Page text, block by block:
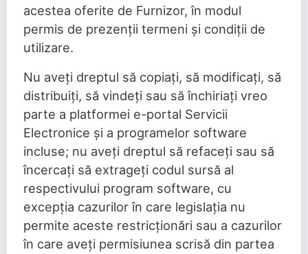
acestea oferite de Furnizor, în modul
permis de prezenții termeni și condiții de
utilizare.
Nu aveți dreptul să copiați, să modificați, să
distribuiți, să vindeți sau să închiriați vreo
parte a platformei e-portal Servicii
Electronice şi a programelor software
incluse; nu aveți dreptul să refaceți sau să
încercați să extrageți codul sursă al
respectivului program software, cu
excepția cazurilor în care legislația nu
permite aceste restricționări sau a cazurilor
în care aveți permisiunea scrisă din partea